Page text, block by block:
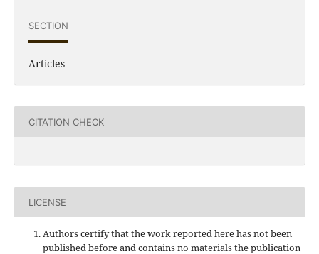
SECTION
Articles
CITATION CHECK
LICENSE
Authors certify that the work reported here has not been
published before and contains no materials the publication